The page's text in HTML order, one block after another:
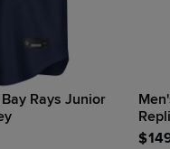
Rays Junior
$